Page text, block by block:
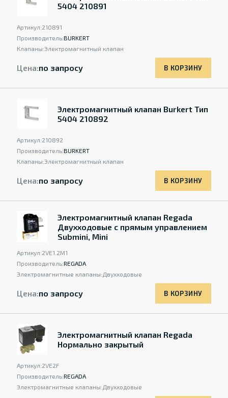
5404 210891
Артикул:210891
Производитель:BURKERT
Клапаны:Электромагнитный клапан
Цена:по запросу В КОРЗИНУ
Электромагнитный клапан Burkert Тип
5404 210892
Артикул:210892
Производитель:BURKERT
Клапаны:Электромагнитный клапан
Цена:по запросу В КОРЗИНУ
Электромагнитный клапан Regada
Двухходовыe с прямым управлением
Submini, Mini
Артикул:2VE1.2M1
Производитель:REGADA
Электромагнитные клапаны: Двухходовыe
Цена:по запросу В КОРЗИНУ
Электромагнитный клапан Regada
Нормально закрытый
Артикул:2VE2F
Производитель:REGADA
Электромагнитные клапаны: Двухходовыe